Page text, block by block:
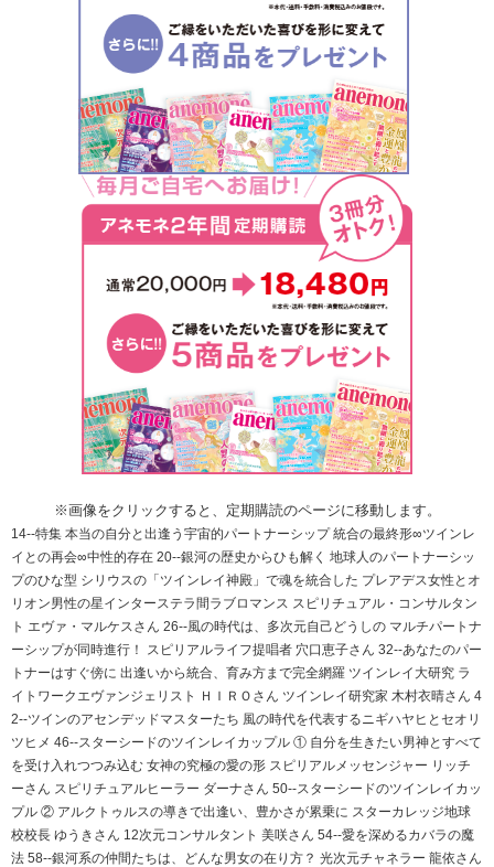
※画像をクリックすると、定期購読のページに移動します。
14--特集 本当の自分と出逢う宇宙的パートナーシップ 統合の最終形∞ツインレ
イとの再会∞中性的存在 20--銀河の歴史からひも解く 地球人のパートナーシッ
プのひな型 シリウスの「ツインレイ神殿」で魂を統合した プレアデス女性とオ
リオン男性の星インターステラ間ラブロマンス スピリチュアル・コンサルタン
ト エヴァ・マルケスさん 26--風の時代は、多次元自己どうしの マルチパートナ
ーシップが同時進行！ スピリアルライフ提唱者 穴口恵子さん 32--あなたのパー
トナーはすぐ傍に 出逢いから統合、育み方まで完全網羅 ツインレイ大研究 ラ
イトワークエヴァンジェリスト ＨＩＲＯさん ツインレイ研究家 木村衣晴さん 4
2--ツインのアセンデッドマスターたち 風の時代を代表するニギハヤヒとセオリ
ツヒメ 46--スターシードのツインレイカップル ① 自分を生きたい男神とすべて
を受け入れつつみ込む 女神の究極の愛の形 スピリアルメッセンジャー リッチ
ーさん スピリチュアルヒーラー ダーナさん 50--スターシードのツインレイカッ
プル ② アルクトゥルスの導きで出逢い、豊かさが累乗に スターカレッジ地球
校校長 ゆうきさん 12次元コンサルタント 美咲さん 54--愛を深めるカバラの魔
法 58--銀河系の仲間たちは、どんな男女の在り方？ 光次元チャネラー 龍依さん